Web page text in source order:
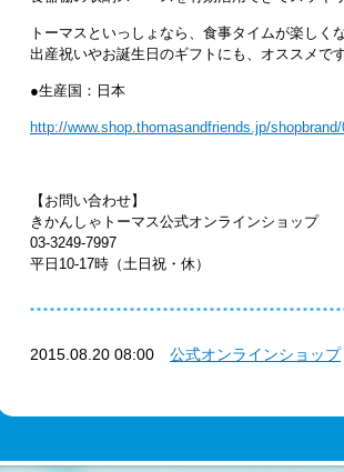
トーマスといっしょなら、食事タイムが楽しく
出産祝いやお誕生日のギフトにも、オススメで
●生産国：日本
http://www.shop.thomasandfriends.jp/
【お問い合わせ】
きかんしゃトーマス公式オンラインショップ
03-3249-7997
平日10-17時（土日祝・休）
2015.08.20 08:00 公式オンラインショップ